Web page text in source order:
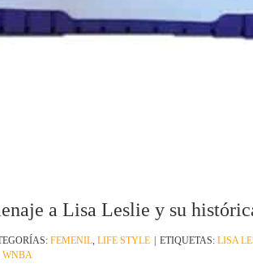
a Lisa Leslie y su
FEMENIL, LIFE STYLE ETIQUETAS: LISA
WNBA